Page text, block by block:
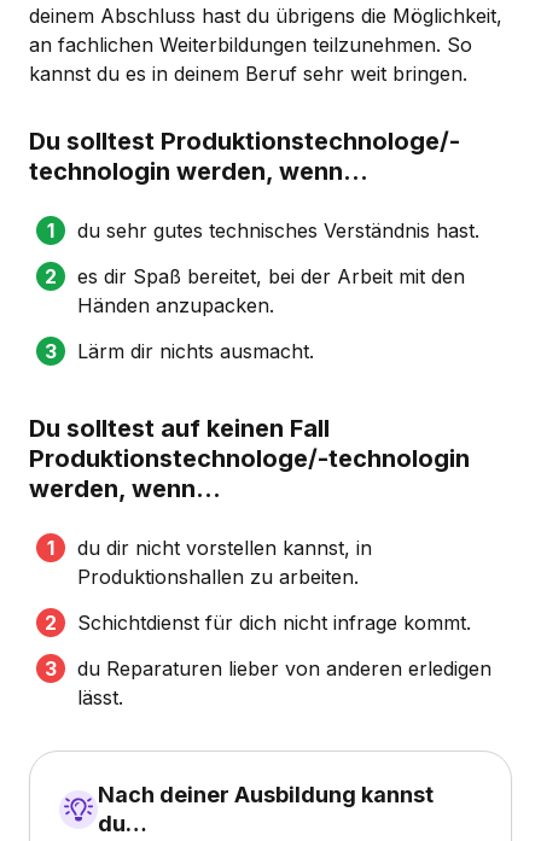
deinem Abschluss hast du übrigens die Möglichkeit,
an fachlichen Weiterbildungen teilzunehmen. So
kannst du es in deinem Beruf sehr weit bringen.
Du solltest Produktionstechnologe/-
technologin werden, wenn...
du sehr gutes technisches Verständnis hast.
es dir Spaß bereitet, bei der Arbeit mit den
Händen anzupacken.
Lärm dir nichts ausmacht.
Du solltest auf keinen Fall
Produktionstechnologe/-technologin
werden, wenn...
du dir nicht vorstellen kannst, in
Produktionshallen zu arbeiten.
Schichtdienst für dich nicht infrage kommt.
du Reparaturen lieber von anderen erledigen
lässt.
Nach deiner Ausbildung kannst
du…